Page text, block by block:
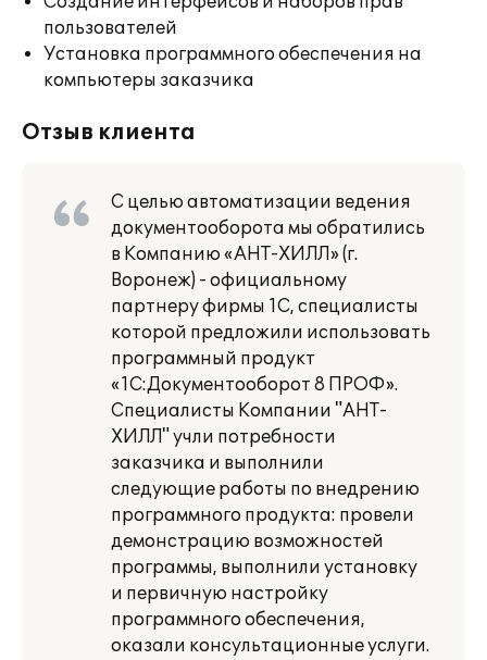
пользователей
Установка программного обеспечения на
компьютеры заказчика
Отзыв клиента
С целью автоматизации ведения
документооборота мы обратились
в Компанию «АНТ-ХИЛЛ» (г.
Воронеж) - официальному
партнеру фирмы 1С, специалисты
которой предложили использовать
программный продукт
«1С:Документооборот 8 ПРОФ».
Специалисты Компании "АНТ-
ХИЛЛ" учли потребности
заказчика и выполнили
следующие работы по внедрению
программного продукта: провели
демонстрацию возможностей
программы, выполнили установку
и первичную настройку
программного обеспечения,
оказали консультационные услуги.